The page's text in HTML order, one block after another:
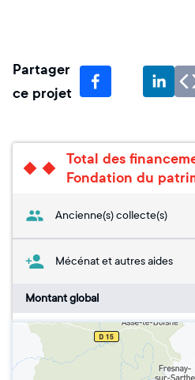
Partager
ce projet
Total des
Fondation du
Ancienne(s) collecte(s)
Mécénat et autres aides
Montant global